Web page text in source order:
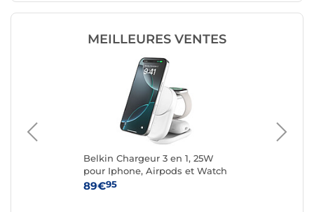
MEILLEURES VENTES
Belkin Chargeur 3 en 1, 25W
pour Iphone, Airpods et Watch
QI2.2 (Blanc)
89€95